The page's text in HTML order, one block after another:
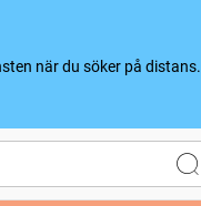
när du söker på distans.